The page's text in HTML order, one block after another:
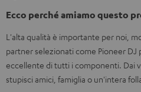
Ecco perché amiamo questo
L'alta qualità è importante per noi,
partner selezionati come Pioneer
eccellente di tutti i componenti. Dai
stupisci amici, famiglia o un'intera